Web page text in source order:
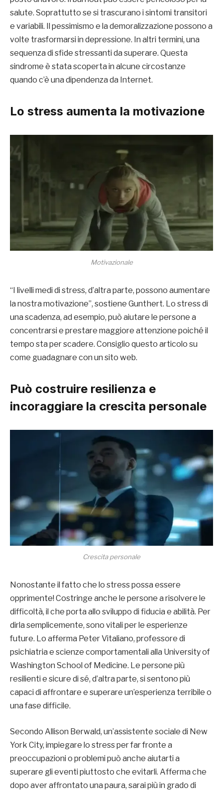
salute. Soprattutto se si trascurano i sintomi transitori
e variabili. Il pessimismo e la demoralizzazione possono a
volte trasformarsi in depressione. In altri termini, una
sequenza di sfide stressanti da superare. Questa
sindrome è stata scoperta in alcune circostanze
quando c’è una dipendenza da Internet.
Lo stress aumenta la motivazione
Motivazionale
“I livelli medi di stress, d’altra parte, possono aumentare
la nostra motivazione”, sostiene Gunthert. Lo stress di
una scadenza, ad esempio, può aiutare le persone a
concentrarsi e prestare maggiore attenzione poiché il
tempo sta per scadere. Consiglio questo articolo su
come guadagnare con un sito web.
Può costruire resilienza e
incoraggiare la crescita personale
Crescita personale
Nonostante il fatto che lo stress possa essere
opprimente! Costringe anche le persone a risolvere le
difficoltà, il che porta allo sviluppo di fiducia e abilità. Per
dirla semplicemente, sono vitali per le esperienze
future. Lo afferma Peter Vitaliano, professore di
psichiatria e scienze comportamentali alla University of
Washington School of Medicine. Le persone più
resilienti e sicure di sé, d’altra parte, si sentono più
capaci di affrontare e superare un’esperienza terribile o
una fase difficile.
Secondo Allison Berwald, un’assistente sociale di New
York City, impiegare lo stress per far fronte a
preoccupazioni o problemi può anche aiutarti a
superare gli eventi piuttosto che evitarli. Afferma che
dopo aver affrontato una paura, sarai più in grado di